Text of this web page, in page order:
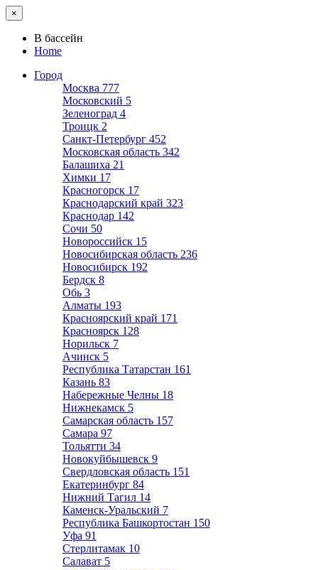
×
В бассейн
Home
Город
Москва 777
Московский 5
Зеленоград 4
Троицк 2
Санкт-Петербург 452
Московская область 342
Балашиха 21
Химки 17
Красногорск 17
Краснодарский край 323
Краснодар 142
Сочи 50
Новороссийск 15
Новосибирская область 236
Новосибирск 192
Бердск 8
Обь 3
Алматы 193
Красноярский край 171
Красноярск 128
Норильск 7
Ачинск 5
Республика Татарстан 161
Казань 83
Набережные Челны 18
Нижнекамск 5
Самарская область 157
Самара 97
Тольятти 34
Новокуйбышевск 9
Свердловская область 151
Екатеринбург 84
Нижний Тагил 14
Каменск-Уральский 7
Республика Башкортостан 150
Уфа 91
Стерлитамак 10
Салават 5